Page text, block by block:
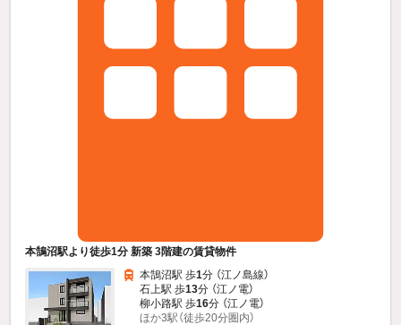
本鵠沼駅より徒歩1分 新築 3階建の賃貸物件
本鵠沼駅 歩1分 （江ノ島線）
石上駅 歩13分 （江ノ電）
柳小路駅 歩16分 （江ノ電）
ほか3駅（徒歩20分圏内）